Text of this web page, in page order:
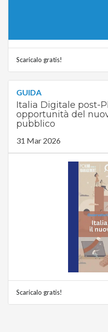
Scaricalo gratis!
GUIDA
Italia Digitale post-
opportunità del
pubblico
31 Mar 2026
Scaricalo gratis!